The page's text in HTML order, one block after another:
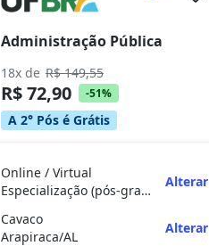
Administração Pública
18x de R$ 149,55
R$ 72,90 -51%
A 2° Pós é Grátis
Online / Virtual
Especialização (pós-graduação)
Alterar
Cavaco
Arapiraca/AL
Alterar